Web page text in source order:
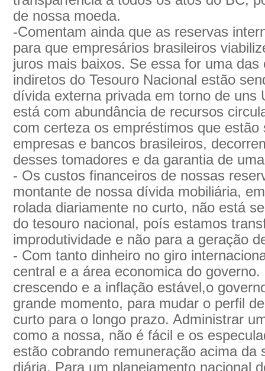
de nossa moeda.
-Comentam ainda que as reservas
para que empresários brasileiros
juros mais baixos. Se essa for uma
indiretos do Tesouro Nacional estão
dívida externa privada em torno de uns
está com abundância de recursos
com certeza os empréstimos que estão
empresas e bancos brasileiros,
desses tomadores e da garantia de
- Os custos financeiros de nossas
montante de nossa dívida mobiliária,
rolada diariamente no curto, não está
do tesouro nacional, poís estamos
improdutividade e não para a geração
- Com tanto dinheiro no giro
central e a área economica do
crescendo e a inflação estável,o
grande momento, para mudar o perfil
curto para o longo prazo. Administrar
como a nossa, não é fácil e os
estão cobrando remuneração acima da
diária. Para um planejamento nacional